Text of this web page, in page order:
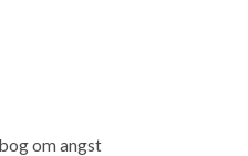
om angst